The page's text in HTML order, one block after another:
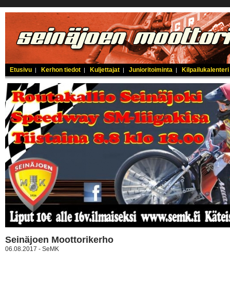
Etusivu | Kerhon tiedot | Kuljettajat | Junioritoiminta | Kilpailukalenteri
Seinäjoen Moottorikerho
06.08.2017 - SeMK